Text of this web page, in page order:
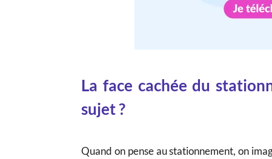
La face cachée du
sujet ?
Quand on pense au stationnement, on